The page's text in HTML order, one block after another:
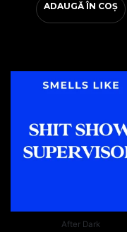
ADAUGĂ ÎN COȘ
After Dark